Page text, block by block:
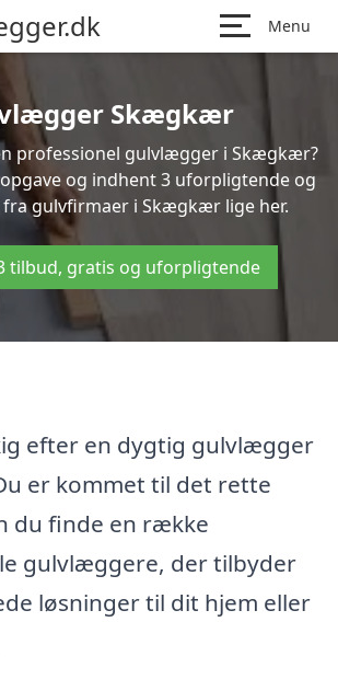
Menu
Skægkær
professionel gulvlægger i Skægkær?
og indhent 3 uforpligtende og
gulvfirmaer i Skægkær lige her.
tilbud, gratis og uforpligtende
efter en dygtig gulvlægger
er kommet til det rette
du finde en række
gulvlæggere, der tilbyder
løsninger til dit hjem eller